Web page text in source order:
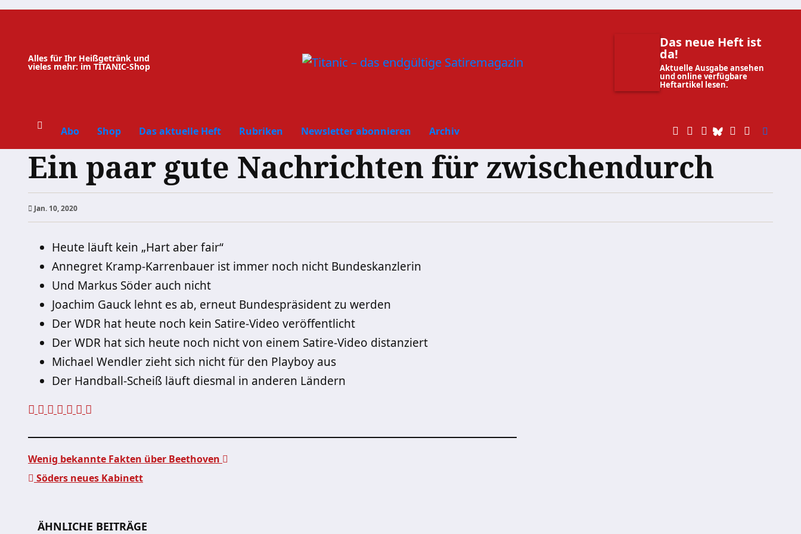
Zum
Alles für Ihr Heißgetränk und
vieles mehr: im TITANIC-Shop
Das neue Heft ist
da!
Aktuelle Ausgabe ansehen
und online verfügbare
Heftartikel lesen.
Abo Shop Das aktuelle Heft Rubriken Newsletter abonnieren Archiv
Ein paar gute Nachrichten für zwischendurch
Jan. 10, 2020
Heute läuft kein „Hart aber fair“
Annegret Kramp-Karrenbauer ist immer noch nicht Bundeskanzlerin
Und Markus Söder auch nicht
Joachim Gauck lehnt es ab, erneut Bundespräsident zu werden
Der WDR hat heute noch kein Satire-Video veröffentlicht
Der WDR hat sich heute noch nicht von einem Satire-Video distanziert
Michael Wendler zieht sich nicht für den Playboy aus
Der Handball-Scheiß läuft diesmal in anderen Ländern
Wenig bekannte Fakten über Beethoven
Söders neues Kabinett
ÄHNLICHE BEITRÄGE